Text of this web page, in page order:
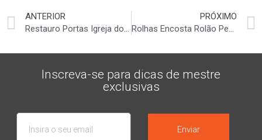
ANTERIOR
Restauro Portas Igreja do Terço -Barcelos
PRÓXIMO
Rolhas Encosta Rolão Peneda
Inscreva-se para dicas de mestre
exclusivas
Enviar